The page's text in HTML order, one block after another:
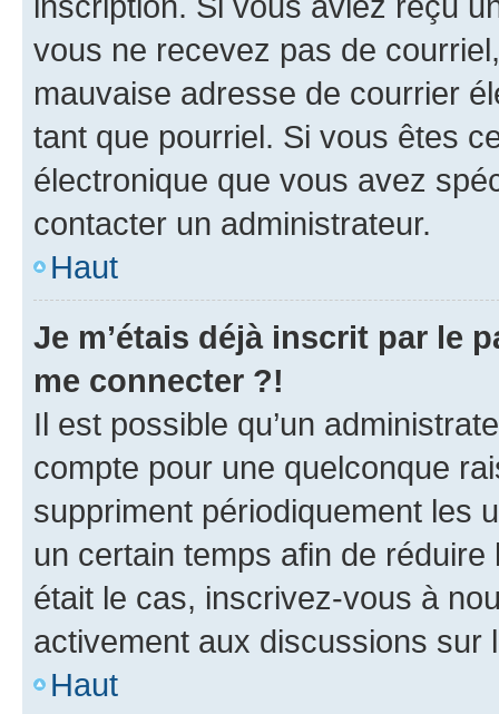
vous ne recevez pas de
mauvaise adresse de courrier
tant que pourriel. Si vous êtes
électronique que vous avez
contacter un administrateur.
Haut
Je m’étais déjà inscrit par le
me connecter ?!
Il est possible qu’un
compte pour une quelconque
suppriment périodiquement les
un certain temps afin de
était le cas, inscrivez-vous à
activement aux discussions sur
Haut